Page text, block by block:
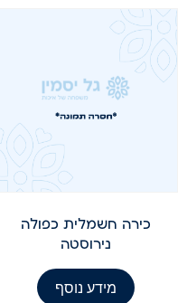
כירה חשמלית כפולה
נירוסטה
מידע נוסף